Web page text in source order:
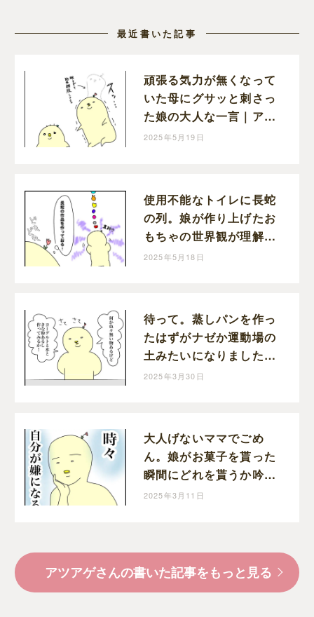
最近書いた記事
頑張る気力が無くなって
いた母にグサッと刺さっ
た娘の大人な一言｜アツ
アゲの育児絵日記
2025年5月19日
使用不能なトイレに長蛇
の列。娘が作り上げたお
もちゃの世界観が理解不
能だった｜アツアゲの育
2025年5月18日
待って。蒸しパンを作っ
たはずがナゼか運動場の
土みたいになりました。
｜アツアゲの育児絵日記
2025年3月30日
大人げないママでごめ
ん。娘がお菓子を貰った
瞬間にどれを貰うか吟味
してしまう自分が嫌｜ア
2025年3月11日
アツアゲさんの書いた記事をもっと見る